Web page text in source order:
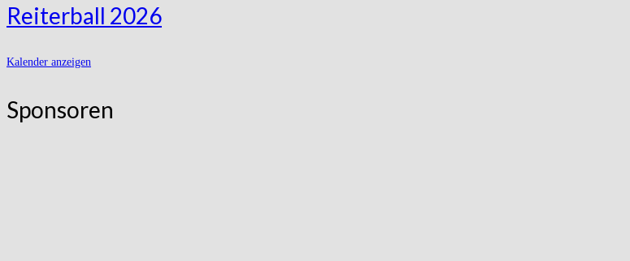
Reiterball 2026
Kalender anzeigen
Sponsoren